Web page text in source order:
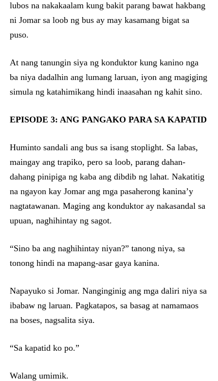
lubos na nakakaalam kung bakit parang bawat hakbang
ni Jomar sa loob ng bus ay may kasamang bigat sa
puso.
At nang tanungin siya ng konduktor kung kanino nga
ba niya dadalhin ang lumang laruan, iyon ang magiging
simula ng katahimikang hindi inaasahan ng kahit sino.
EPISODE 3: ANG PANGAKO PARA SA KAPATID
Huminto sandali ang bus sa isang stoplight. Sa labas,
maingay ang trapiko, pero sa loob, parang dahan-
dahang pinipiga ng kaba ang dibdib ng lahat. Nakatitig
na ngayon kay Jomar ang mga pasaherong kanina’y
nagtatawanan. Maging ang konduktor ay nakasandal sa
upuan, naghihintay ng sagot.
“Sino ba ang naghihintay niyan?” tanong niya, sa
tonong hindi na mapang-asar gaya kanina.
Napayuko si Jomar. Nanginginig ang mga daliri niya sa
ibabaw ng laruan. Pagkatapos, sa basag at namamaos
na boses, nagsalita siya.
“Sa kapatid ko po.”
Walang umimik.